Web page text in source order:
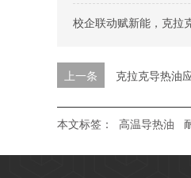
校企联动赋新能，克拉
上一条 克拉克导热油
本文标签： 高温导热油